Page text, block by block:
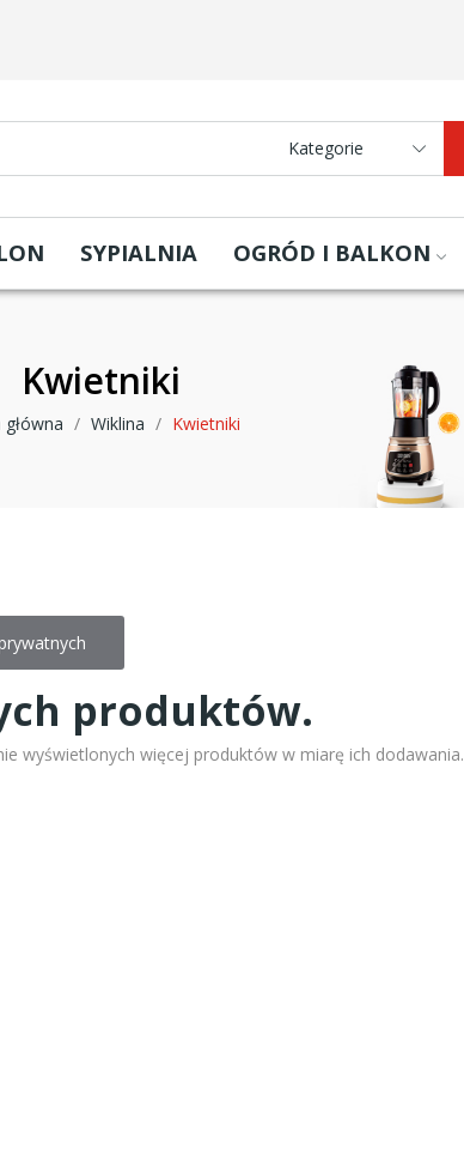
Kategorie
SYPIALNIA OGRÓD I BALKON
Kwietniki
Wiklina Kwietniki
produktów.
wyświetlonych więcej produktów w miarę ich dodawania.